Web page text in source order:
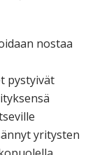
nostaa
pystyivät
yritysten